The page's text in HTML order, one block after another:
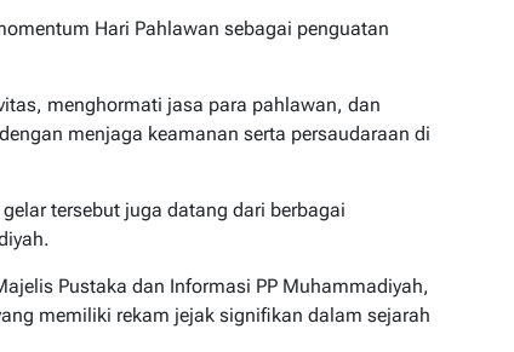
Hari Pahlawan sebagai penguatan
menghormati jasa para pahlawan, dan
menjaga keamanan serta persaudaraan di
tersebut juga datang dari berbagai
Pustaka dan Informasi PP Muhammadiyah,
memiliki rekam jejak signifikan dalam sejarah